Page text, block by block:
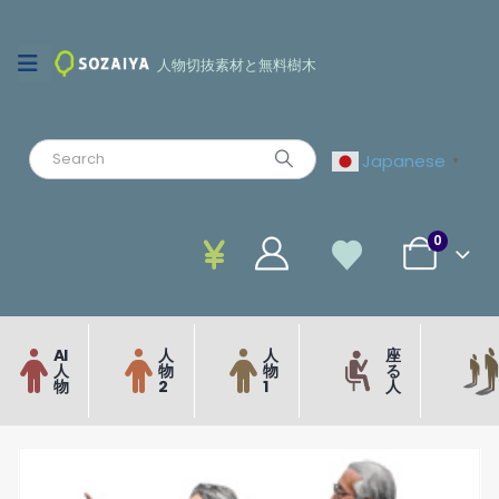
人物切抜素材と無料樹木
Japanese ▼
0
AI
人
物
人
物
2
人
物
1
座
る
人